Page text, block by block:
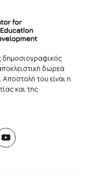
δημοσιογραφικός
δωρεά
του είναι η
και της